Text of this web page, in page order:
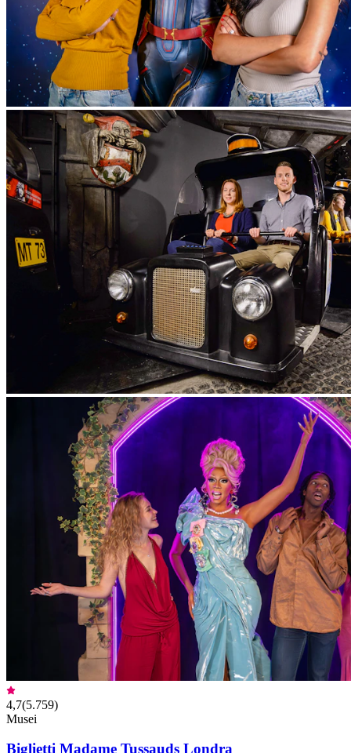
4,7(5.759)
Musei
Biglietti Madame Tussauds Londra